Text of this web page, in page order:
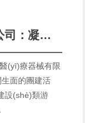
綿陽市先鋒醫(yī)療器械有限公司：凝聚團隊力量，共筑先鋒夢想 —— 2023年春季團建活動紀(jì)實
(yī)療器械有限
面的團建活
設(shè)類游